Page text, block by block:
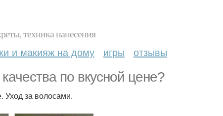
техника нанесения
и макияж на дому игры отзывы
по вкусной цене?
за волосами.